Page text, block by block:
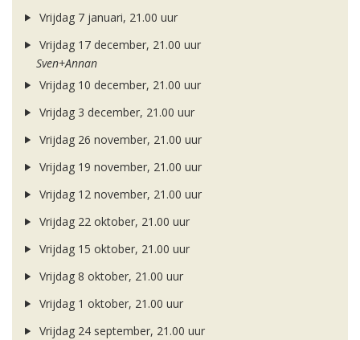
Vrijdag 7 januari, 21.00 uur
Vrijdag 17 december, 21.00 uur
Sven+Annan
Vrijdag 10 december, 21.00 uur
Vrijdag 3 december, 21.00 uur
Vrijdag 26 november, 21.00 uur
Vrijdag 19 november, 21.00 uur
Vrijdag 12 november, 21.00 uur
Vrijdag 22 oktober, 21.00 uur
Vrijdag 15 oktober, 21.00 uur
Vrijdag 8 oktober, 21.00 uur
Vrijdag 1 oktober, 21.00 uur
Vrijdag 24 september, 21.00 uur